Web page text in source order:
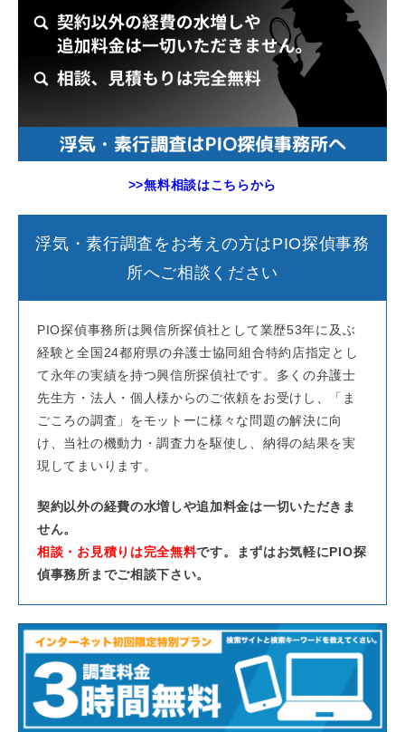
>>無料相談はこちらから
浮気・素行調査をお考えの方はPIO探偵事務
所へご相談ください
PIO探偵事務所は興信所探偵社として業歴53年に及ぶ
経験と全国24都府県の弁護士協同組合特約店指定とし
て永年の実績を持つ興信所探偵社です。多くの弁護士
先生方・法人・個人様からのご依頼をお受けし、「ま
ごころの調査」をモットーに様々な問題の解決に向
け、当社の機動力・調査力を駆使し、納得の結果を実
現してまいります。
契約以外の経費の水増しや追加料金は一切いただきま
せん。
相談・お見積りは完全無料です。まずはお気軽にPIO探
偵事務所までご相談下さい。